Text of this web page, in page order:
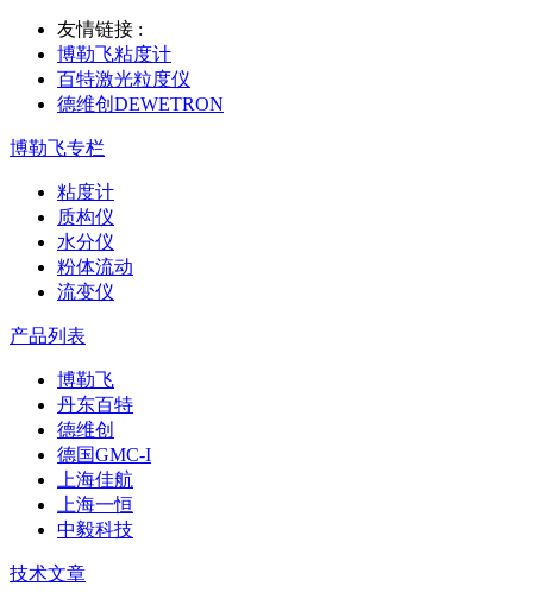
友情链接 :
博勒飞粘度计
百特激光粒度仪
德维创DEWETRON
博勒飞专栏
粘度计
质构仪
水分仪
粉体流动
流变仪
产品列表
博勒飞
丹东百特
德维创
德国GMC-I
上海佳航
上海一恒
中毅科技
技术文章